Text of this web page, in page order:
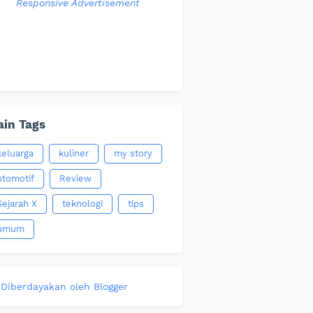
Responsive Advertisement
Tags
kuliner my story
Review
X teknologi tips
Diberdayakan oleh Blogger